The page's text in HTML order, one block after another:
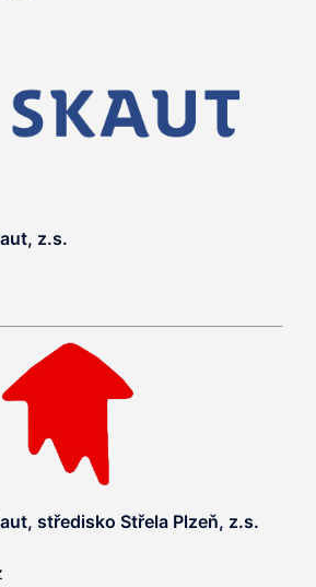
z.s.
středisko Střela Plzeň, z.s.